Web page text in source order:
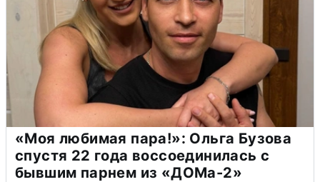
«Моя любимая пара!»: Ольга Бузова
спустя 22 года воссоединилась с
бывшим парнем из «ДОМа-2»